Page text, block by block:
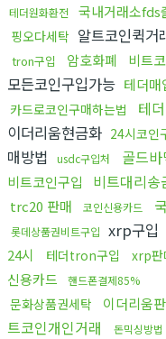
테더원화환전 국내거래소fds
핑오다세탁 알트코인퀵거
tron구입 암호화폐 비트
모든코인구입가능 테더매
카드로코인구매하는법 테
이더리움현금화 24시코인
매방법
usdc구입처 골드
비트코인구입
비트대리송
trc20 판매 코인신용카드
롯데상품권비트구입 xrp구입
24시
테더tron구입 xrp판
신용카드
핸드폰결제85%
문화상품권세탁 이더리움
트코인개인거래
돈믹싱방법